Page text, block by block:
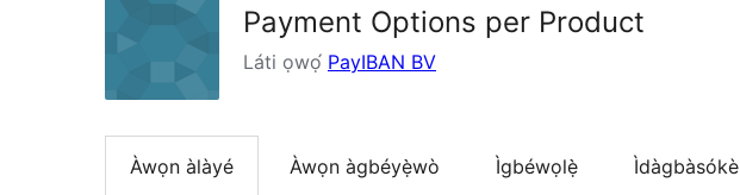
Payment Options per Product
Láti ọwọ́ PayIBAN BV
Àwọn àlàyé Àwọn àgbéyẹ̀wò Ìgbéwọlẹ̀ Ìdàgbàsókè